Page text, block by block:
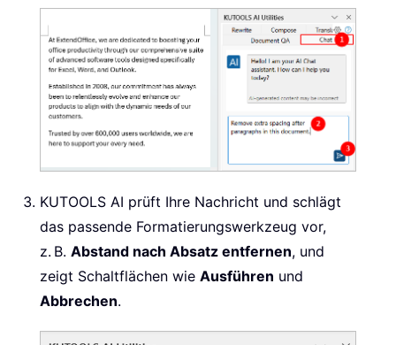
KUTOOLS AI prüft Ihre Nachricht und schlägt
das passende Formatierungswerkzeug vor,
z. B. Abstand nach Absatz entfernen, und
zeigt Schaltflächen wie Ausführen und
Abbrechen.